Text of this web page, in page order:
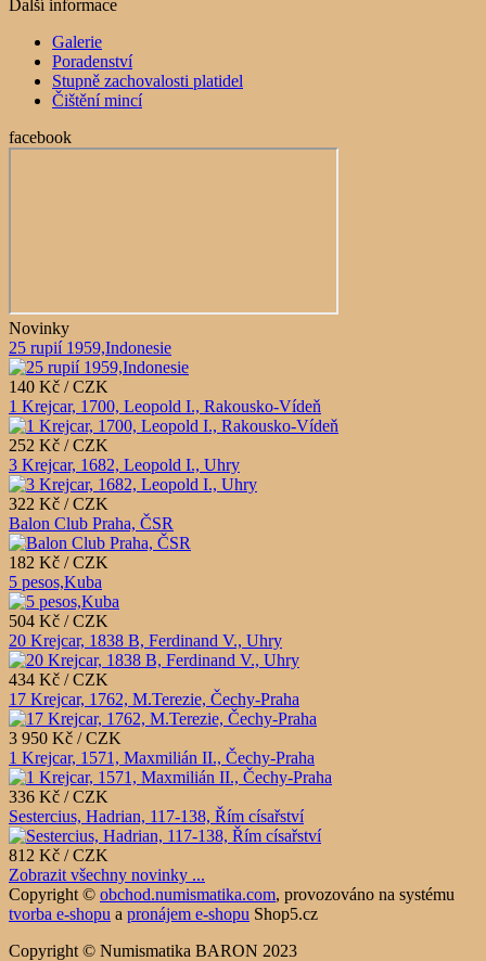
Další informace
Galerie
Poradenství
Stupně zachovalosti platidel
Čištění mincí
facebook
Novinky
25 rupií 1959,Indonesie
140 Kč / CZK
1 Krejcar, 1700, Leopold I., Rakousko-Vídeň
252 Kč / CZK
3 Krejcar, 1682, Leopold I., Uhry
322 Kč / CZK
Balon Club Praha, ČSR
182 Kč / CZK
5 pesos,Kuba
504 Kč / CZK
20 Krejcar, 1838 B, Ferdinand V., Uhry
434 Kč / CZK
17 Krejcar, 1762, M.Terezie, Čechy-Praha
3 950 Kč / CZK
1 Krejcar, 1571, Maxmilián II., Čechy-Praha
336 Kč / CZK
Sestercius, Hadrian, 117-138, Řím císařství
812 Kč / CZK
Zobrazit všechny novinky ...
Copyright © obchod.numismatika.com, provozováno na systému
tvorba e-shopu a pronájem e-shopu Shop5.cz
Copyright © Numismatika BARON 2023